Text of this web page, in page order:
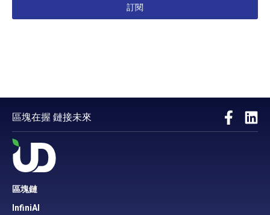
訂閱
區塊在握 鏈接未來
區塊鏈
InfiniAI